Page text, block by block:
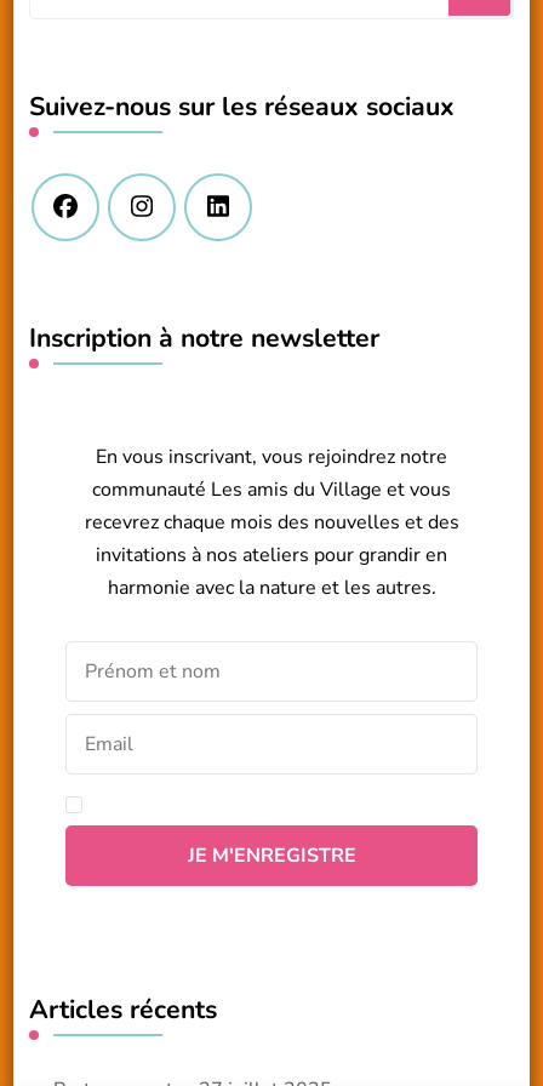
?
Suivez-nous sur les réseaux sociaux
Inscription à notre newsletter
En vous inscrivant, vous rejoindrez notre
communauté Les amis du Village et vous
recevrez chaque mois des nouvelles et des
invitations à nos ateliers pour grandir en
harmonie avec la nature et les autres.
Articles récents